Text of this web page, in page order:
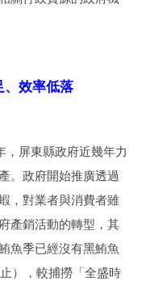
、效率低落
，屏東縣政府近幾年力
。政府開始推廣透過
，對業者與消費者雖
產銷活動的轉型，其
魚季已經沒有黑鮪魚
），較捕撈「全盛時